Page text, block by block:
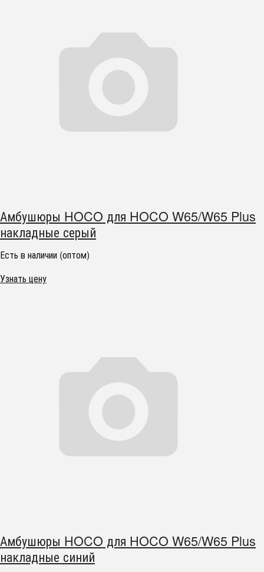
Амбушюры HOCO для HOCO W65/W65 Plus
накладные серый
Есть в наличии (оптом)
Узнать цену
Амбушюры HOCO для HOCO W65/W65 Plus
накладные синий